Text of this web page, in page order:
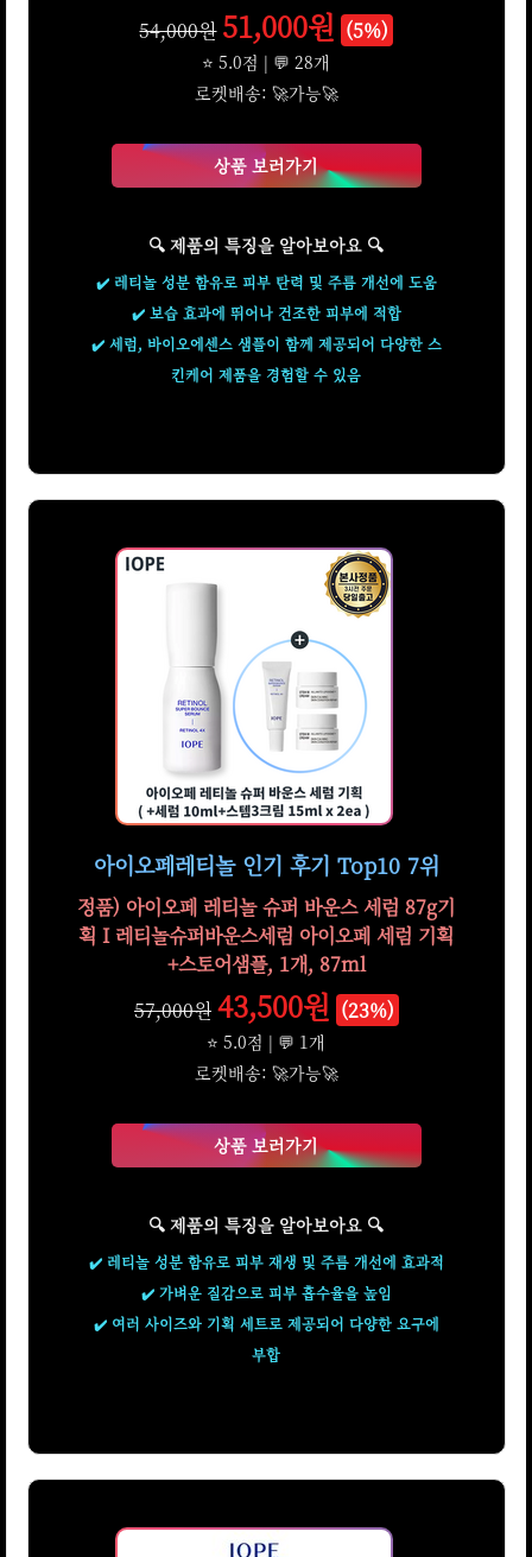
54,000원 51,000원 (5%)
⭐ 5.0점 | 💬 28개
로켓배송: 🚀가능🚀
상품 보러가기
🔍 제품의 특징을 알아보아요 🔍
✔️ 레티놀 성분 함유로 피부 탄력 및 주름 개선에 도움
✔️ 보습 효과에 뛰어나 건조한 피부에 적합
✔️ 세럼, 바이오에센스 샘플이 함께 제공되어 다양한 스
킨케어 제품을 경험할 수 있음
아이오페레티놀 인기 후기 Top10 7위
정품) 아이오페 레티놀 슈퍼 바운스 세럼 87g기
획 I 레티놀슈퍼바운스세럼 아이오페 세럼 기획
+스토어샘플, 1개, 87ml
57,000원 43,500원 (23%)
⭐ 5.0점 | 💬 1개
로켓배송: 🚀가능🚀
상품 보러가기
🔍 제품의 특징을 알아보아요 🔍
✔️ 레티놀 성분 함유로 피부 재생 및 주름 개선에 효과적
✔️ 가벼운 질감으로 피부 흡수율을 높임
✔️ 여러 사이즈와 기획 세트로 제공되어 다양한 요구에
부합